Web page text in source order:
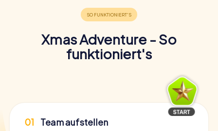
Xmas Adventure - So
funktioniert's
01 Team aufstellen